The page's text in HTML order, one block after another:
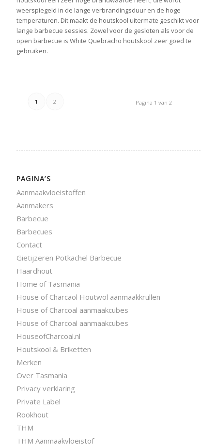
weerspiegeld in de lange verbrandingsduur en de hoge
temperaturen. Dit maakt de houtskool uitermate geschikt voor
lange barbecue sessies. Zowel voor de gesloten als voor de
open barbecue is White Quebracho houtskool zeer goed te
gebruiken.
Pagina 1 van 2
1 2
PAGINA’S
Aanmaakvloeistoffen
Aanmakers
Barbecue
Barbecues
Contact
Gietijzeren Potkachel Barbecue
Haardhout
Home of Tasmania
House of Charcaol Houtwol aanmaakkrullen
House of Charcoal aanmaakcubes
House of Charcoal aanmaakcubes
HouseofCharcoal.nl
Houtskool & Briketten
Merken
Over Tasmania
Privacy verklaring
Private Label
Rookhout
THM
THM Aanmaakvloeistof